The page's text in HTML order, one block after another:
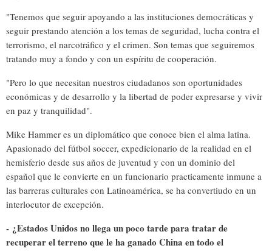
"Tenemos que seguir apoyando a las instituciones democráticas y
seguir prestando atención a los temas de seguridad, lucha contra el
terrorismo, el narcotráfico y el crimen. Son temas que seguiremos
tratando muy a fondo y con un espíritu de cooperación.
"Pero lo que necesitan nuestros ciudadanos son oportunidades
económicas y de desarrollo y la libertad de poder expresarse y vivir
en paz y tranquilidad".
Mike Hammer es un diplomático que conoce bien el alma latina.
Apasionado del fútbol soccer, expedicionario de la realidad en el
hemisferio desde sus años de juventud y con un dominio del
español que le convierte en un funcionario practicamente inmune a
las barreras culturales con Latinoamérica, se ha convertiudo en un
interlocutor de excepción.
- ¿Estados Unidos no llega un poco tarde para tratar de
recuperar el terreno que le ha ganado China en todo el